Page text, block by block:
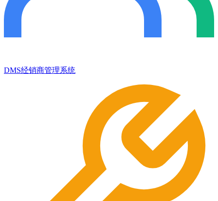
DMS经销商管理系统